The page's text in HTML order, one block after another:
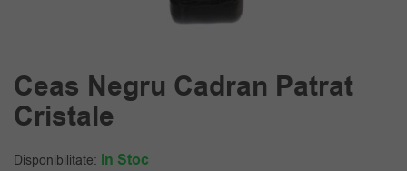
Ceas Negru Cadran Patrat
Cristale
Disponibilitate: In Stoc